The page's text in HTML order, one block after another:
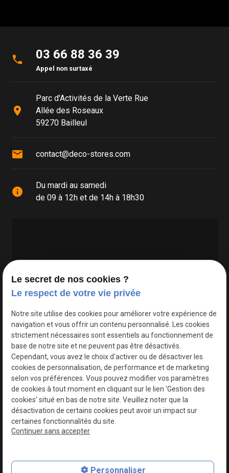
phone 03 66 88 36 39
Appel non surtaxé
place
Parc d'Activités de la Verte Rue
Allée des Roseaux
59270 Bailleul
mail contact@deco-stores.com
info
Du mardi au samedi
de 09 à 12h et de 14h à 18h30
Google Maps Search API est désactivé.
Le secret de nos cookies ?
Le respect de votre vie privée
Notre site utilise des cookies pour améliorer votre expérience de
navigation et vous offrir un contenu personnalisé. Les cookies
strictement nécessaires sont essentiels au fonctionnement de
base de notre site et ne peuvent pas être désactivés.
Cependant, vous avez le choix d'activer ou de désactiver les
cookies de personnalisation, de performance et de marketing
selon vos préférences. Vous pouvez modifier vos paramètres
de cookies à tout moment en cliquant sur le lien 'Gestion des
cookies' situé en bas de notre site. Veuillez noter que la
désactivation de certains cookies peut avoir un impact sur
certaines fonctionnalités du site.
Continuer sans accepter
Personnaliser